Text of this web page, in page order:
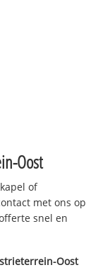
Oost
of
met ons op
snel en
Oost